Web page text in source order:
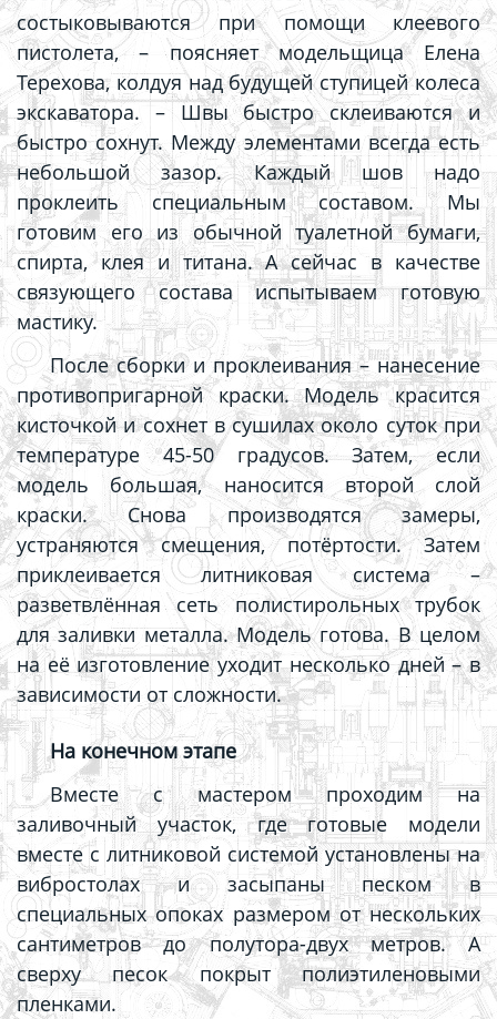
состыковываются при помощи клеевого
пистолета, – поясняет модельщица Елена
Терехова, колдуя над будущей ступицей колеса
экскаватора. – Швыбыстро склеиваютсяи
быстро сохнут. Между элементами всегда есть
небольшой зазор. Каждый шов надо
проклеить специальным составом. Мы
готовим его из обычной туалетной бумаги,
спирта, клея и титана. А сейчас в качестве
связующего состава испытываем готовую
мастику.
После сборки и проклеивания – нанесение
противопригарной краски. Модель красится
кисточкой и сохнет в сушилах около суток при
температуре 45-50 градусов. Затем, если
модель большая, наносится второй слой
краски. Снова производятся замеры,
устраняются смещения, потёртости. Затем
приклеивается литниковая система –
разветвлённая сеть полистирольных трубок
для заливки металла. Модель готова. В целом
на её изготовление уходит несколько дней – в
зависимости от сложности.
На конечном этапе
Вместе с мастером проходим на
заливочный участок, где готовые модели
вместе с литниковой системой установлены на
вибростолах и засыпаны песком в
специальных опоках размером от нескольких
сантиметров до полутора-двух метров. А
сверху песок покрыт полиэтиленовыми
пленками.